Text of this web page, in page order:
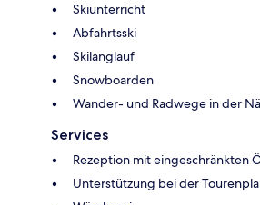
Skiunterricht
Abfahrtsski
Skilanglauf
Snowboarden
Wander- und Radwege in der
Services
Rezeption mit eingeschränkten
Unterstützung bei der